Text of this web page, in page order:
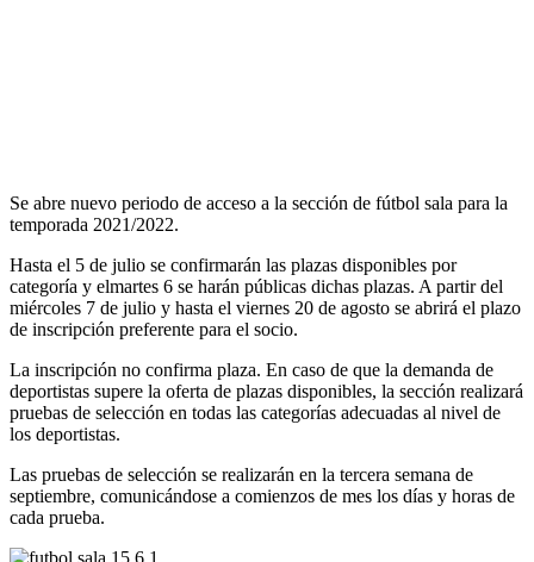
Se abre nuevo periodo de acceso a la sección de fútbol sala para la
temporada 2021/2022.
Hasta el 5 de julio se confirmarán las plazas disponibles por
categoría y elmartes 6 se harán públicas dichas plazas. A partir del
miércoles 7 de julio y hasta el viernes 20 de agosto se abrirá el plazo
de inscripción preferente para el socio.
La inscripción no confirma plaza. En caso de que la demanda de
deportistas supere la oferta de plazas disponibles, la sección realizará
pruebas de selección en todas las categorías adecuadas al nivel de
los deportistas.
Las pruebas de selección se realizarán en la tercera semana de
septiembre, comunicándose a comienzos de mes los días y horas de
cada prueba.